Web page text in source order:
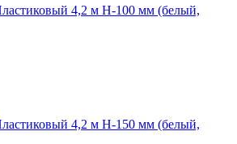
4,2 м H-100 мм (белый,
4,2 м H-150 мм (белый,